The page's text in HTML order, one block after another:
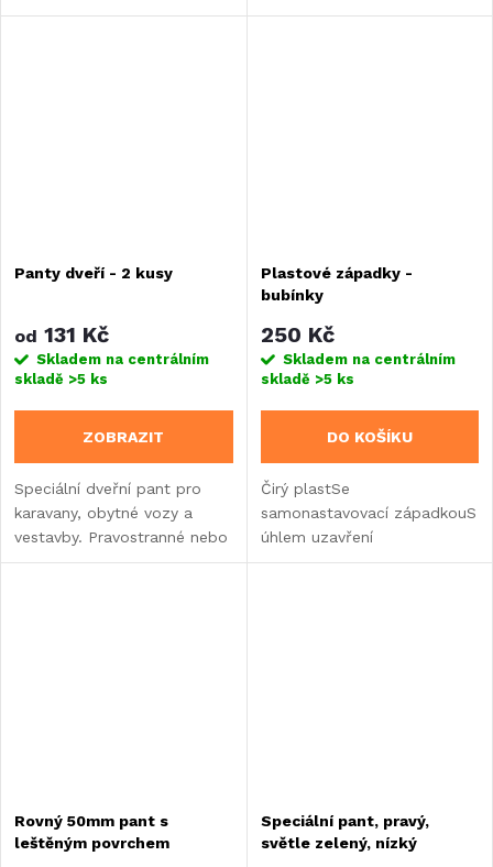
otevřené a zavřenéSnadná
Panty dveří - 2 kusy
od 131 Kč
Skladem na centrálním
skladě >5 ks
ZOBRAZIT
Speciální dveřní pant pro
karavany, obytné vozy a
vestavby. Pravostranné nebo
levostranné použití.
Plastové západky -
bubínky
250 Kč
Skladem na centrálním
skladě >5 ks
DO KOŠÍKU
Čirý plastSe
samonastavovací západkouS
úhlem uzavření
Rovný 50mm pant s
leštěným povrchem
Speciální pant, pravý,
světle zelený, nízký